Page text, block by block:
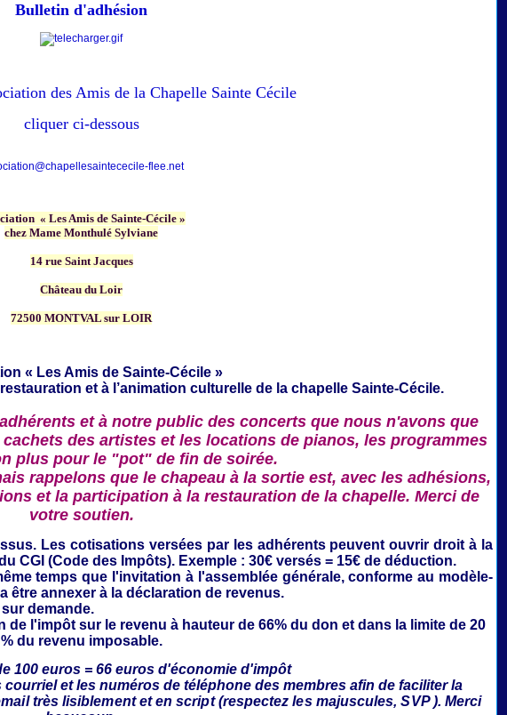
Bulletin d'adhésion
des Amis de la Chapelle Sainte Cécile
cliquer ci-dessous
flee.net
« Les Amis de Sainte-Cécile »
chez Mame Monthulé Sylviane
14 rue Saint Jacques
Château du Loir
72500 MONTVAL sur LOIR
« Les Amis de Sainte-Cécile »
et à l’animation culturelle de la chapelle Sainte-Cécile.
et à notre public des concerts que nous n'avons que
des artistes et les locations de pianos, les programmes
plus pour le "pot" de fin de soirée.
rappelons que le chapeau à la sortie est, avec les adhésions,
et la participation à la restauration de la chapelle. Merci de
votre soutien.
Les cotisations versées par les adhérents peuvent ouvrir droit à la
CGI (Code des Impôts). Exemple : 30€ versés = 15€ de déduction.
temps que l'invitation à l'assemblée générale,conforme au modèle-
être annexer à la déclaration de revenus.
demande.
l'impôt sur le revenu à hauteur de 66% du don et dans la limite de 20
% du revenu imposable.
100 euros = 66 euros d'économie d'impôt
et les numéros de téléphone des membres afin de faciliter la
très lisiblement et en script (respectez les majuscules, SVP ). Merci